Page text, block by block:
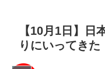
【10月1日】日
りにいってきた